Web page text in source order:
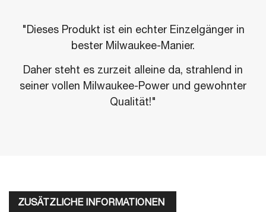
"Dieses Produkt ist ein echter Einzelgänger in
bester Milwaukee-Manier.
Daher steht es zurzeit alleine da, strahlend in
seiner vollen Milwaukee-Power und gewohnter
Qualität!"
ZUSÄTZLICHE INFORMATIONEN